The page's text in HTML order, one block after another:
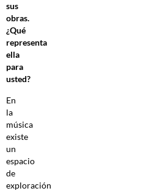
sus
obras.
¿Qué
representa
ella
para
usted?
En
la
música
existe
un
espacio
de
exploración